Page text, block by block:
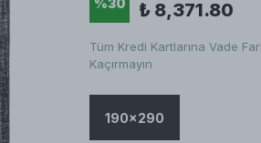
%30 ₺ 8,371.80
Tüm Kredi Kartlarına Vade
Kaçırmayın
190x290